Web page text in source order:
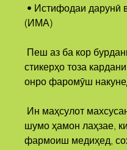
(ИМА)
стикерҳо тоза
онро фаромӯш
шумо ҳамон лаҳзае,
фармоиш медиҳед,